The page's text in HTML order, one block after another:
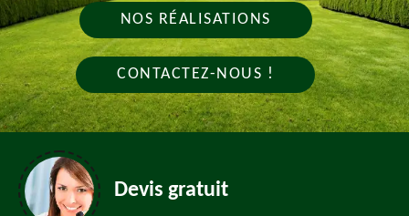
NOS RÉALISATIONS
CONTACTEZ-NOUS !
Devis gratuit